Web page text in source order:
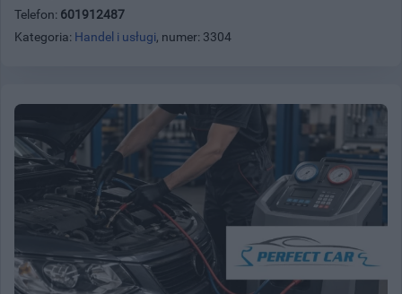
Telefon: 601912487
Kategoria: Handel i usługi, numer: 3304